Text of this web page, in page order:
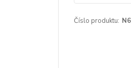
Číslo produktu: